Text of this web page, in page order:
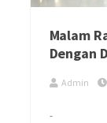
DATA
BERITA
Malam
Dengan
Admin
-